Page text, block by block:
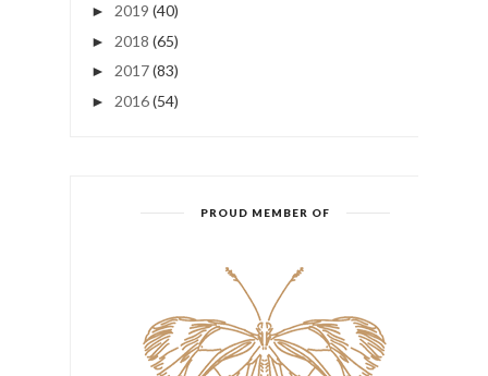
► 2019 (40)
► 2018 (65)
► 2017(83)
► 2016(54)
PROUD MEMBER OF